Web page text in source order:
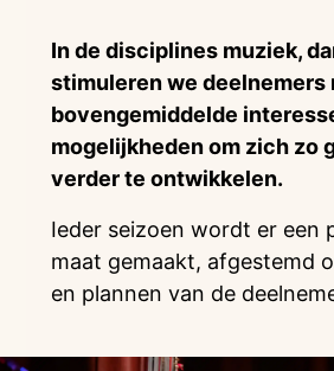
In de disciplines muziek,
stimuleren we deelnemers
bovengemiddelde
mogelijkheden om zich zo
verder te ontwikkelen.
Ieder seizoen wordt er een
maat gemaakt, afgestemd
en plannen van de